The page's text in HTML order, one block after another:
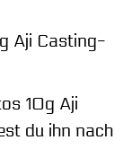
Aji Casting-
10g Aji
du ihn nach